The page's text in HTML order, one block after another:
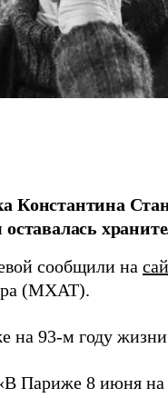
Константина
сообщили на
(МХАТ).
на 93-м году
Париже 8 июня